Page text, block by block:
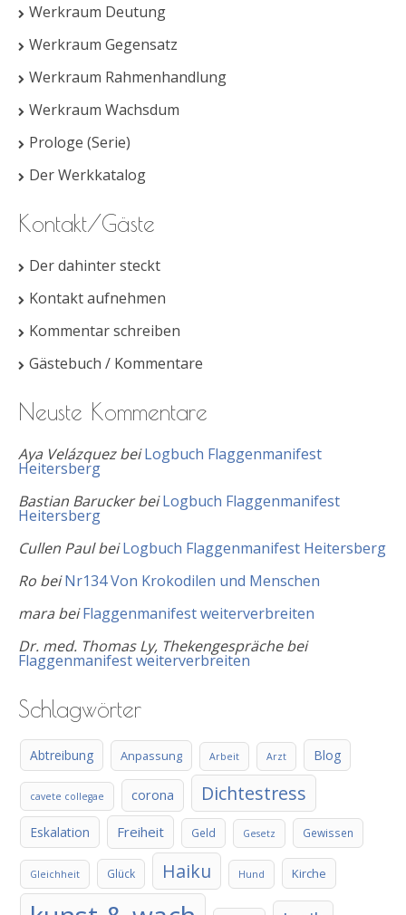
Werkraum Deutung
Werkraum Gegensatz
Werkraum Rahmenhandlung
Werkraum Wachsdum
Prologe (Serie)
Der Werkkatalog
Kontakt/Gäste
Der dahinter steckt
Kontakt aufnehmen
Kommentar schreiben
Gästebuch / Kommentare
Neuste Kommentare
Aya VelázquezbeiLogbuch Flaggenmanifest
Heitersberg
Bastian BaruckerbeiLogbuch Flaggenmanifest
Heitersberg
Cullen PaulbeiLogbuch Flaggenmanifest Heitersberg
Ro beiNr134 Von Krokodilen und Menschen
mara beiFlaggenmanifest weiterverbreiten
Dr. med. Thomas Ly, Thekengesprächebei
Flaggenmanifest weiterverbreiten
Schlagwörter
Abtreibung Anpassung Arbeit Arzt Blog
cavete collegae corona Dichtestress
Eskalation Freiheit Geld Gesetz Gewissen
Gleichheit Glück Haiku Hund Kirche